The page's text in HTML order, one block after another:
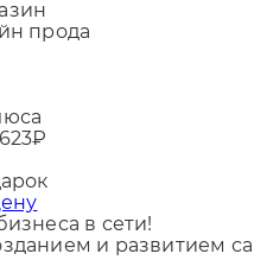
прода
в сети!
и развитием